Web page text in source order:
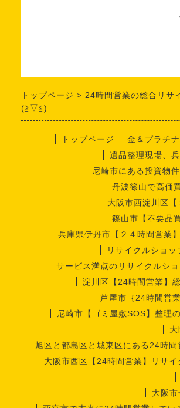
トップページ 24時間営業の総合リサ
(≧▽≦)
トップページ 金＆プラチ
遺品整理現場、
尼崎市にある投資物
丹波篠山で高価
大阪市西淀川区
篠山市【不要品
兵庫県伊丹市【２４時間営業
リサイクルショ
サービス満点のリサイクルシ
淀川区【24時間営業】
芦屋市｛24時間営
尼崎市【ゴミ屋敷SOS】整理
旭区と都島区と城東区にある24時
大阪市西区【24時間営業】リサ
大阪